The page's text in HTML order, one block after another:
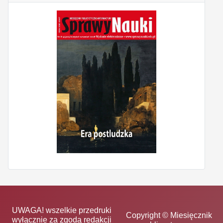
UWAGA! wszelkie przedruki
wyłącznie za zgodą redakcji
Copyright © Miesięcznik